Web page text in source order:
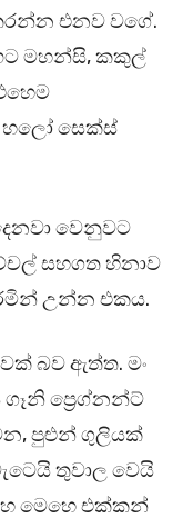
එනව වගේ.
මහන්සි, කකුල්
හලෝ සෙක්ස්
වෙනුවට
සහගත හිනාව
උන්න එකය.
බව ඇත්‍ත. මං
ප්‍රෙග්නන්ට්
පුළුන් ගුලියක්
තුවාල වෙයි
මෙහෙ එක්කන්